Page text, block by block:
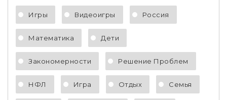
Игры Видеоигры Россия
Математика Дети
Закономерности Решение Проблем
НФЛ Игра Отдых Семья